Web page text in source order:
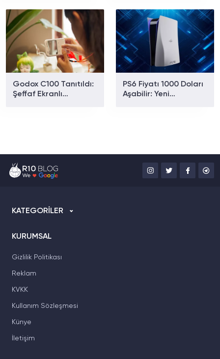
Ekranla Geliyor
Godox C100 Tanıtıldı:
Şeffaf Ekranlı
PS6 Fiyatı 1000 Doları
Aşabilir: Yeni
KATEGORİLER
KURUMSAL
Gizlilik Politikası
Reklam
KVKK
Kullanım Sözleşmesi
Künye
İletişim